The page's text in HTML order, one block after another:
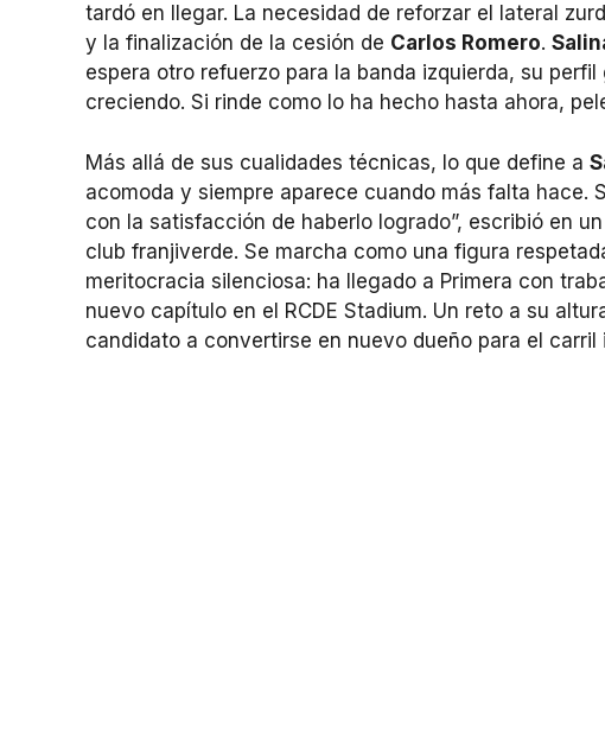
tardó en llegar. La necesidad de reforzar el lateral
y la finalización de la cesión de Carlos Romero.
espera otro refuerzo para la banda izquierda, su
creciendo. Si rinde como lo ha hecho hasta ahora,
Más allá de sus cualidades técnicas, lo que define a
acomoda y siempre aparece cuando más falta hace.
con la satisfacción de haberlo logrado”, escribió en
club franjiverde. Se marcha como una figura
meritocracia silenciosa: ha llegado a Primera con
nuevo capítulo en el RCDE Stadium. Un reto a su
candidato a convertirse en nuevo dueño para el carril